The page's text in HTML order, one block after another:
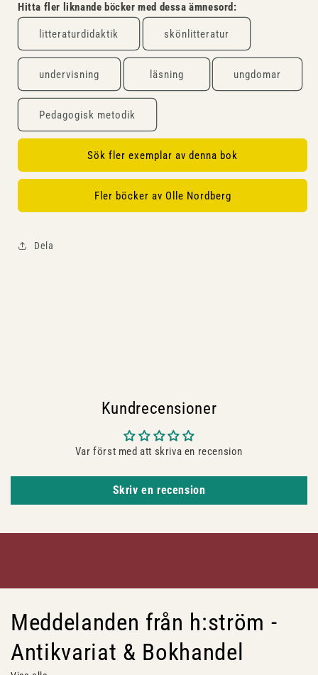
Hitta fler liknande böcker med dessa ämnesord:
litteraturdidaktik skönlitteratur
undervisning läsning ungdomar
Pedagogisk metodik
Sök fler exemplar av denna bok
Fler böcker av Olle Nordberg
Dela
Kundrecensioner
Var först med att skriva en recension
Skriv en recension
Meddelanden från h:ström -
Antikvariat & Bokhandel